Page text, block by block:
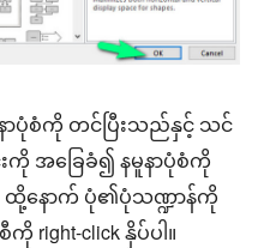
နာပုံစံကို တင်ပြီးသည်နှင့် သင်
အခြေခံ၍ နမူနာပုံစံကို
ထို့နောက် ပုံ၏ပုံသဏ္ဍာန်ကို
ကို right-click နှိပ်ပါ။